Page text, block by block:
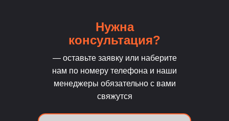
Нужна
консультация?
— оставьте заявку или наберите
нам по номеру телефона и наши
менеджеры обязательно с вами
свяжутся